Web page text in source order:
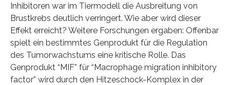
Inhibitoren war im Tiermodell die Ausbreitung von
Brustkrebs deutlich verringert. Wie aber wird dieser
Effekt erreicht? Weitere Forschungen ergaben: Offenbar
spielt ein bestimmtes Genprodukt für die Regulation
des Tumorwachstums eine kritische Rolle. Das
Genprodukt “MIF” für “Macrophage migration inhibitory
factor” wird durch den Hitzeschock-Komplex in der